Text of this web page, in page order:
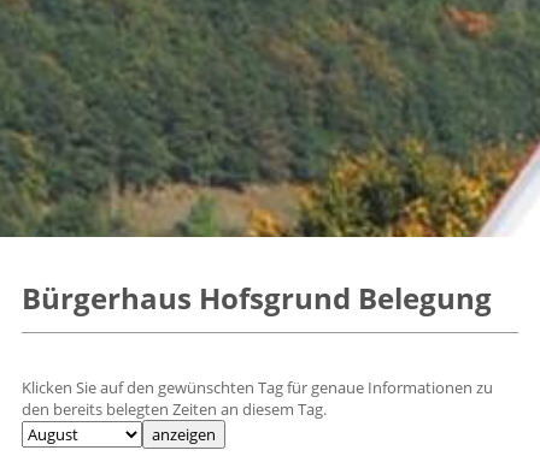
Bürgerhaus Hofsgrund Belegung
Klicken Sie auf den gewünschten Tag für genaue Informationen zu
den bereits belegten Zeiten an diesem Tag.